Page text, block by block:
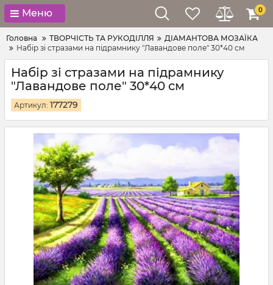
Меню 0
Головна ТВОРЧІСТЬ ТА РУКОДІЛЛЯ
ДІАМАНТОВА МОЗАЇКА
Набір зі стразами на підрамнику "Лавандове поле" 30*40 см
Набір зі стразами на підрамнику
"Лавандове поле" 30*40 см
Артикул: 177279